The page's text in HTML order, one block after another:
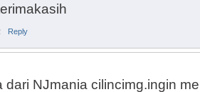
Reply
dari NJmania cilincimg.ingin